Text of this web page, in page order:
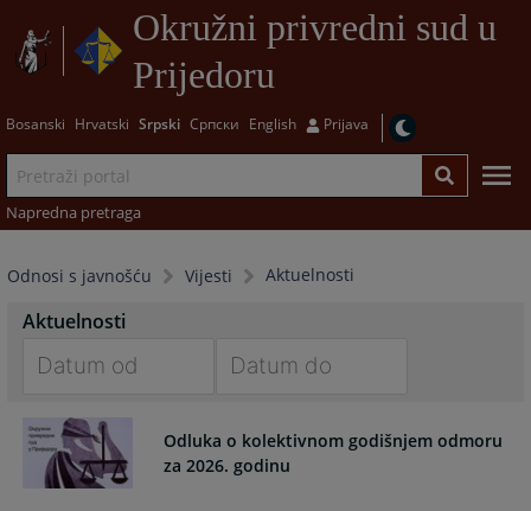
Okružni privredni sud u
Prijedoru
Bosanski Hrvatski Srpski Српски English Prijava
Napredna pretraga
Odnosi s javnošću Vijesti Aktuelnosti
Aktuelnosti
forward
to
interact
forward
to
interact
Odluka o kolektivnom godišnjem odmoru
za 2026. godinu